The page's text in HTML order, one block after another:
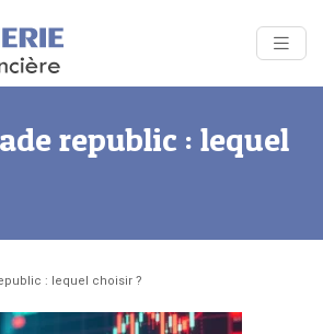
republic : lequel
: lequel choisir ?